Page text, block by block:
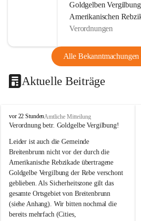
Goldgelben
Amerikanischen
Verordnungen
Alle Bekanntmachungen
Aktuelle Beiträge
B
r
i
t
e
n
b
r
u
n
n
vor 22 StundenAmtliche Mitteilung
Verordnung betr. Goldgelbe Vergilbung!
Leider ist auch die Gemeinde
Breitenbrunn nicht vor der durch die
Amerikanische Rebzikade übertragene
Goldgelbe Vergilbung der Rebe verschont
geblieben. Als Sicherheitszone gilt das
gesamte Ortsgebiet von Breitenbrunn
(siehe Anhang). Wir bitten nochmal die
bereits mehrfach (Cities,